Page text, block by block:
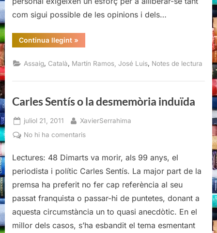
com sigui possible de les opinions i dels…
Continua llegint“La
rereguarda
guerra,
José
Martín
»
Assaig Català Martín Ramos, José Luis Notes de lectura
Carles Sentís o la desmemòria induïda
Posted
on
juliol 21, 2011 By
XavierSerrahima
No hi ha comentarisa
Sentís
desmemòria
induïda
Lectures: 48 Dimarts va morir, als 99 anys, el
periodista i polític Carles Sentís. La major part de la
premsa ha preferit no fer cap referència al seu
passat franquista o passar-hi de puntetes, donant a
aquesta circumstància un to quasi anecdòtic. En el
millor dels casos, s’ha esbandit el tema esmentant